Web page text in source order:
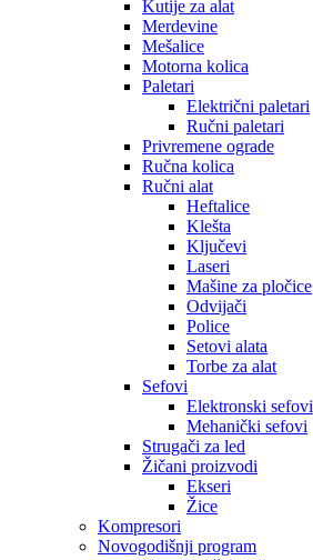
Kutije za alat
Merdevine
Mešalice
Motorna kolica
Paletari
Električni paletari
Ručni paletari
Privremene ograde
Ručna kolica
Ručni alat
Heftalice
Klešta
Ključevi
Laseri
Mašine za pločice
Odvijači
Police
Setovi alata
Torbe za alat
Sefovi
Elektronski sefovi
Mehanički sefovi
Strugači za led
Žičani proizvodi
Ekseri
Žice
Kompresori
Novogodišnji program